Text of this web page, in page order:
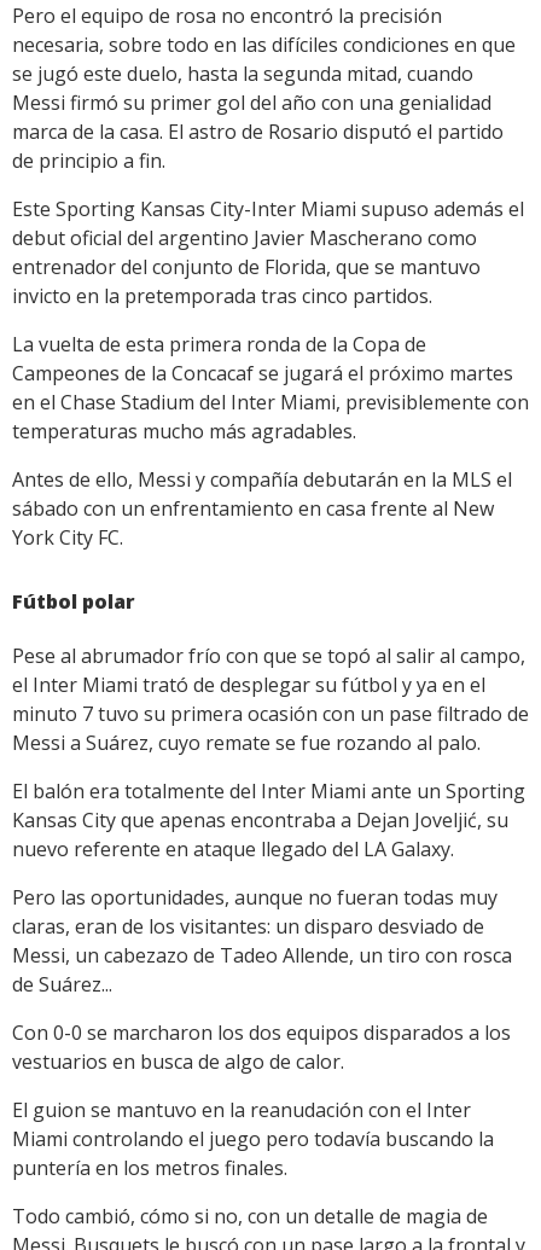
Pero el equipo de rosa no encontró la precisión
necesaria, sobre todo en las difíciles condiciones en que
se jugó este duelo, hasta la segunda mitad, cuando
Messi firmó su primer gol del año con una genialidad
marca de la casa. El astro de Rosario disputó el partido
de principio a fin.
Este Sporting Kansas City-Inter Miami supuso además el
debut oficial del argentino Javier Mascherano como
entrenador del conjunto de Florida, que se mantuvo
invicto en la pretemporada tras cinco partidos.
La vuelta de esta primera ronda de la Copa de
Campeones de la Concacaf se jugará el próximo martes
en el Chase Stadium del Inter Miami, previsiblemente con
temperaturas mucho más agradables.
Antes de ello, Messi y compañía debutarán en la MLS el
sábado con un enfrentamiento en casa frente al New
York City FC.
Fútbol polar
Pese al abrumador frío con que se topó al salir al campo,
el Inter Miami trató de desplegar su fútbol y ya en el
minuto 7 tuvo su primera ocasión con un pase filtrado de
Messi a Suárez, cuyo remate se fue rozando al palo.
El balón era totalmente del Inter Miami ante un Sporting
Kansas City que apenas encontraba a Dejan Joveljić, su
nuevo referente en ataque llegado del LA Galaxy.
Pero las oportunidades, aunque no fueran todas muy
claras, eran de los visitantes: un disparo desviado de
Messi, un cabezazo de Tadeo Allende, un tiro con rosca
de Suárez...
Con 0-0 se marcharon los dos equipos disparados a los
vestuarios en busca de algo de calor.
El guion se mantuvo en la reanudación con el Inter
Miami controlando el juego pero todavía buscando la
puntería en los metros finales.
Todo cambió, cómo si no, con un detalle de magia de
Messi. Busquets le buscó con un pase largo a la frontal y